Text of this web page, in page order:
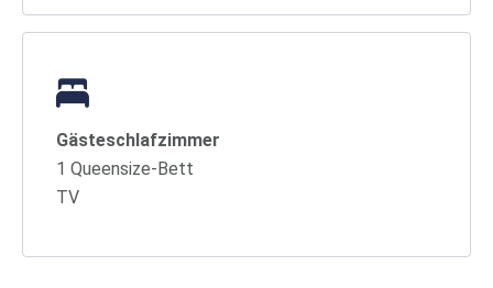
Gästeschlafzimmer
1 Queensize-Bett
TV